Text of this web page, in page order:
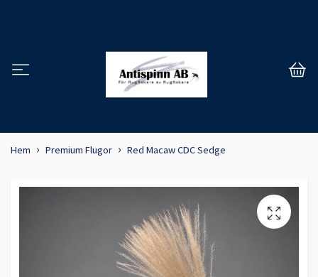
Hem Premium Flugor Red Macaw CDC Sedge